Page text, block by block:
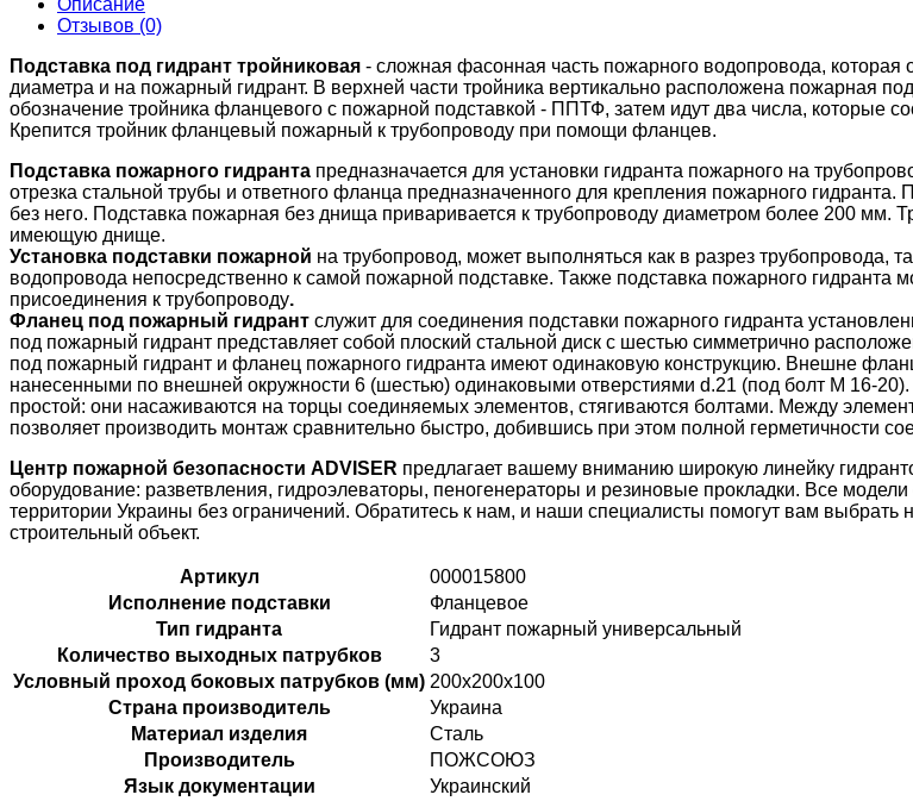
Описание
Отзывов (0)
Подставка под гидрант тройниковая - сложная фасонная часть пожарного водопровода, которая
диаметра и на пожарный гидрант. В верхней части тройника вертикально расположена пожарная
обозначение тройника фланцевого с пожарной подставкой - ППТФ, затем идут два числа, которые
Крепится тройник фланцевый пожарный к трубопроводу при помощи фланцев.
Подставка пожарного гидранта предназначается для установки гидранта пожарного на
отрезка стальной трубы и ответного фланца предназначенного для крепления пожарного
без него. Подставка пожарная без днища приваривается к трубопроводу диаметром более 200
имеющую днище.
Установка подставки пожарной на трубопровод, может выполняться как в разрез трубопровода,
водопровода непосредственно к самой пожарной подставке. Также подставка пожарного
присоединения к трубопроводу.
Фланец под пожарный гидрант служит для соединения подставки пожарного гидранта
под пожарный гидрант представляет собой плоский стальной диск с шестью симметрично
под пожарный гидрант и фланец пожарного гидранта имеют одинаковую конструкцию. Внешне
нанесенными по внешней окружности 6 (шестью) одинаковыми отверстиями d.21 (под болт М 16-
простой: они насаживаются на торцы соединяемых элементов, стягиваются болтами. Между
позволяет производить монтаж сравнительно быстро, добившись при этом полной герметичности
Центр пожарной безопасности ADVISER предлагает вашему вниманию широкую линейку
оборудование: разветвления, гидроэлеваторы, пеногенераторы и резиновые прокладки. Все
территории Украины без ограничений. Обратитесь к нам, и наши специалисты помогут вам
строительный объект.
Артикул
000015800
Исполнение подставки
Фланцевое
Тип гидранта
Гидрант пожарный универсальный
Количество выходных патрубков
3
Условный проход боковых патрубков (мм) 200х200х100
Страна производитель
Украина
Материал изделия
Сталь
Производитель
ПОЖСОЮЗ
Язык документации
Украинский